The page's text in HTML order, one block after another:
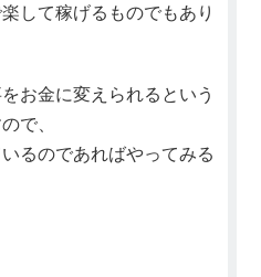
して稼げるものでもあり
お金に変えられるという
で、
るのであればやってみる